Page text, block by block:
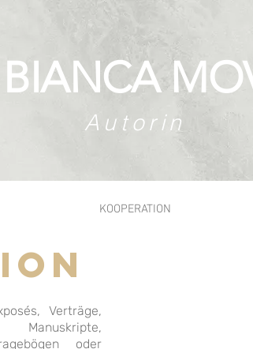
BIANCA
Autorin
KOOPERATION
Verträge,
Manuskripte,
oder